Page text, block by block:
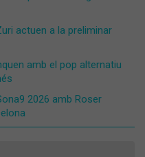
actuen a la preliminar
amb el pop alternatiu
2026 amb Roser